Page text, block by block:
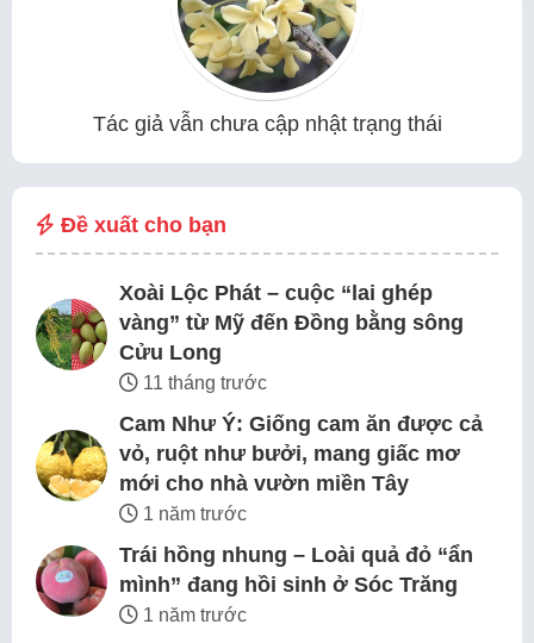
Tác giả vẫn chưa cập nhật trạng thái
Đề xuất cho bạn
Xoài Lộc Phát – cuộc “lai ghép
vàng” từ Mỹ đến Đồng bằng sông
Cửu Long
11 tháng trước
Cam Như Ý: Giống cam ăn được cả
vỏ, ruột như bưởi, mang giấc mơ
mới cho nhà vườn miền Tây
1 năm trước
Trái hồng nhung – Loài quả đỏ “ẩn
mình” đang hồi sinh ở Sóc Trăng
1 năm trước